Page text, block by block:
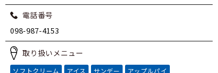
電話番号
098-987-4153
取り扱いメニュー
ソフトクリーム アイス サンデー
アップルパイ